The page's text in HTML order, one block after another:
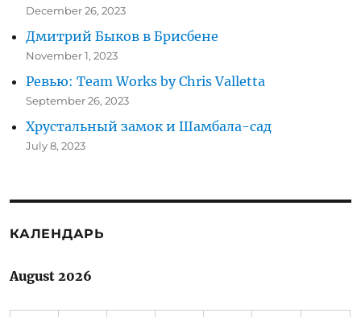
December 26, 2023
Дмитрий Быков в Брисбене
November 1, 2023
Ревью: Team Works by Chris Valletta
September 26, 2023
Хрустальный замок и Шамбала-сад
July 8, 2023
КАЛЕНДАРЬ
August 2026